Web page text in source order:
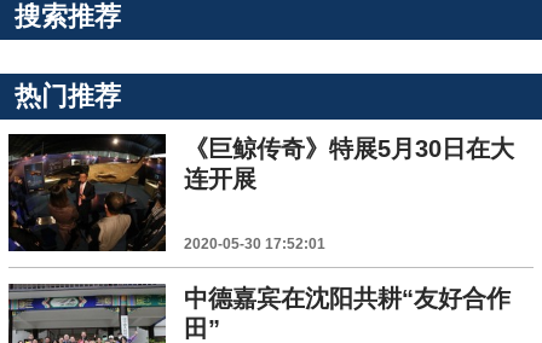
搜索推荐
热门推荐
《巨鲸传奇》特展5月30日在大
连开展
2020-05-30 17:52:01
中德嘉宾在沈阳共耕“友好合作
田”